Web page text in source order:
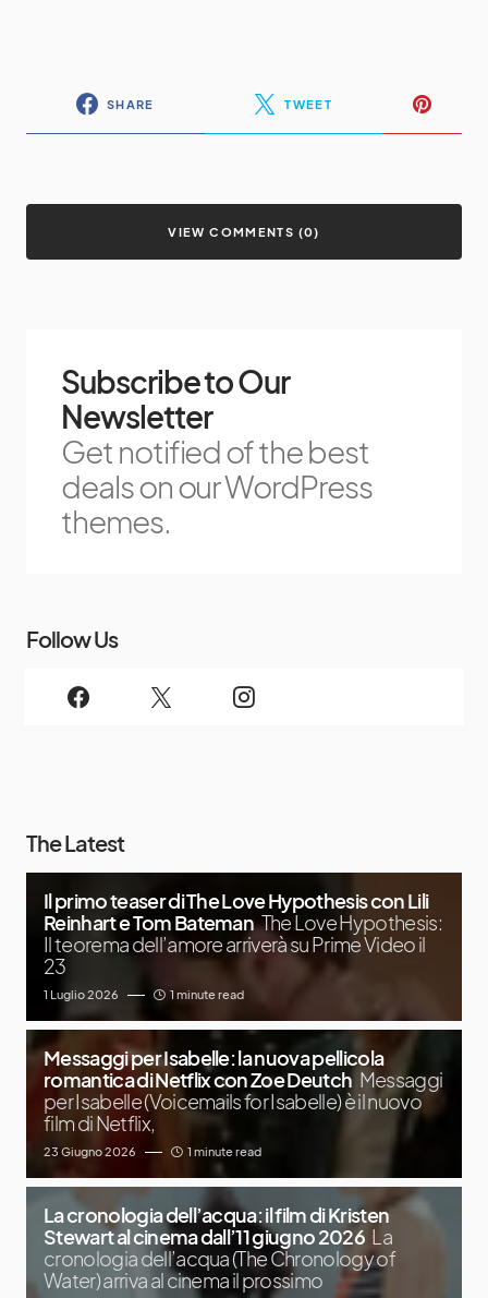
SHARE TWEET
VIEW COMMENTS (0)
Subscribe to Our
Newsletter
Get notified of the best
deals on our WordPress
themes.
Follow Us
The Latest
Il primo teaser di The Love Hypothesis con Lili
Reinhart e Tom Bateman The Love Hypothesis:
Il teorema dell’amore arriverà su Prime Video il
23
1 Luglio 2026 1 minute read
Messaggi per Isabelle: la nuova pellicola
romantica di Netflix con Zoe Deutch Messaggi
per Isabelle (Voicemails for Isabelle) è il nuovo
film di Netflix,
23 Giugno 2026 1 minute read
La cronologia dell’acqua: il film di Kristen
Stewart al cinema dall’11 giugno 2026 La
cronologia dell’acqua (The Chronology of
Water) arriva al cinema il prossimo